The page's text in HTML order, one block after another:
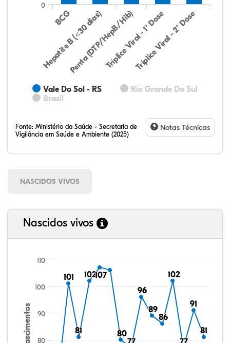
Vale Do Sol - RS
Rio Grande Do Sul
Brasil
BCG
Hepatite B (<30 dias)
Penta (DTP/HepB/Hib)Tríplice Viral - 1° Dose
Tríplice Viral - 2° Dose
0
Fonte: Ministério da Saúde - Secretaria de
Vigilância em Saúde e Ambiente (2025)
Notas Técnicas
NASCIDOS VIVOS
Nascidos vivos
Nascimentos
101
101
81
81
102
102107
107
80
80
96
96
89
89
86
86
102
102
91
91
81
81
80
90
100
110